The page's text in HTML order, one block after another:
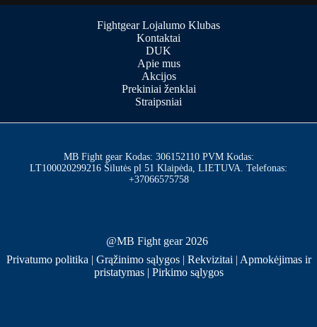
Fightgear Lojalumo Klubas
Kontaktai
DUK
Apie mus
Akcijos
Prekiniai ženklai
Straipsniai
MB Fight gear Kodas: 306152110 PVM Kodas:
LT100020299216 Šilutės pl 51 Klaipėda, LIETUVA. Telefonas:
+37066575758
@MB Fight gear 2026
Privatumo politika | Grąžinimo sąlygos | Rekvizitai | Apmokėjimas ir
pristatymas| Pirkimo sąlygos